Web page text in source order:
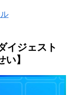
イジェスト
】